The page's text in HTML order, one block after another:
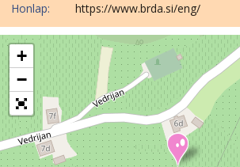
Honlap:
https://www.brda.si/eng/
+
−